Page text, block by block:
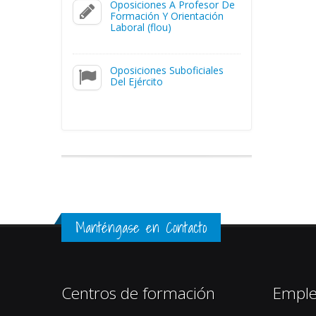
Oposiciones A Profesor De
Formación Y Orientación
Laboral (flou)
Oposiciones Suboficiales
Del Ejército
Manténgase en Contacto
Centros de formación